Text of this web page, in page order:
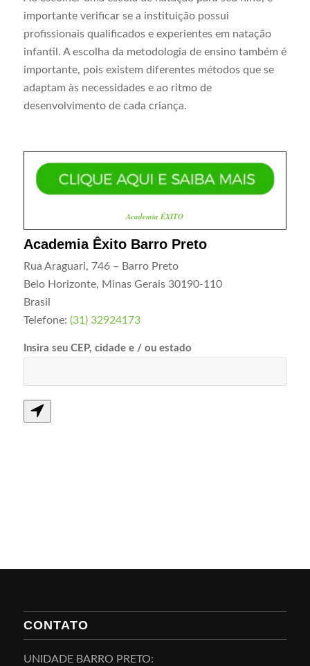
importante verificar se a instituição possui
profissionais qualificados e experientes em natação
infantil. A escolha da metodologia de ensino também é
importante, pois existem diferentes métodos que se
adaptam às necessidades e ao ritmo de
desenvolvimento de cada criança.
Academia ÊXITO
Academia Êxito Barro Preto
Rua Araguari, 746 – Barro Preto
Belo Horizonte, Minas Gerais 30190-110
Brasil
Telefone: (31) 32924173
Insira seu CEP, cidade e / ou estado
CONTATO
UNIDADE BARRO PRETO: